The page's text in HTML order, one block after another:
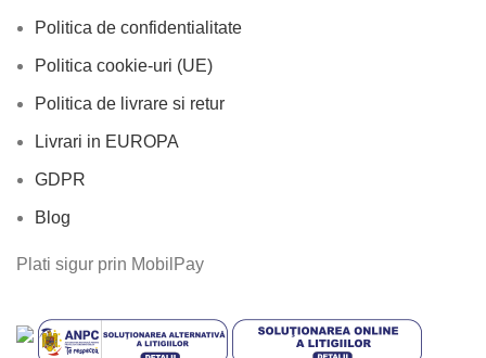
Politica de confidentialitate
Politica cookie-uri (UE)
Politica de livrare si retur
Livrari in EUROPA
GDPR
Blog
Plati sigur prin MobilPay